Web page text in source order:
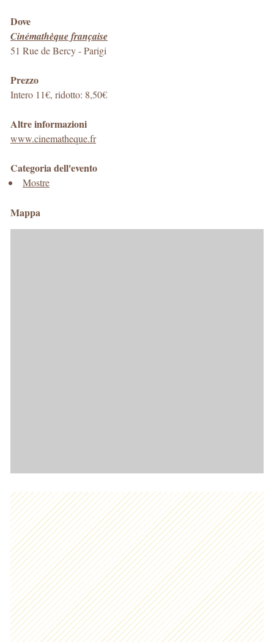
Dove
Cinémathèque française
51 Rue de Bercy-Parigi
Prezzo
Intero 11€, ridotto: 8,50€
Altre informazioni
www.cinematheque.fr
Categoria dell'evento
Mostre
Mappa